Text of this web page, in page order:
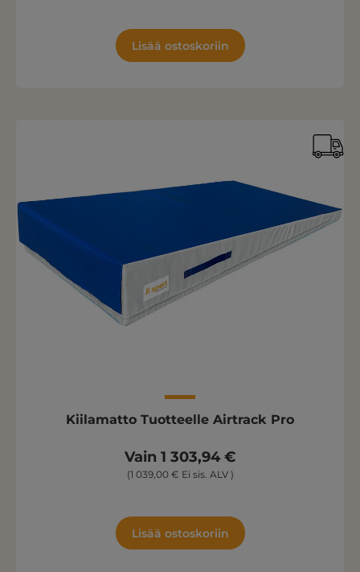
Lisää ostoskoriin
Kiilamatto Tuotteelle Airtrack Pro
Vain 1 303,94 €
(1 039,00 € Ei sis. ALV )
Lisää ostoskoriin